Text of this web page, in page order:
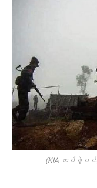
(KIA တပ်ဖွဲ့ဝင်မ